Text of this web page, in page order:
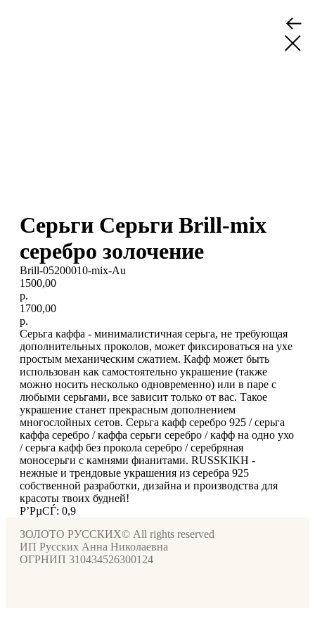
Серьги Серьги Brill-mix
серебро золочение
Brill-05200010-mix-Au
1500,00
р.
1700,00
р.
Серьга каффа - минималистичная серьга, не требующая
дополнительных проколов, может фиксироваться на ухе
простым механическим сжатием. Кафф может быть
использован как самостоятельно украшение (также
можно носить несколько одновременно) или в паре с
любыми серьгами, все зависит только от вас. Такое
украшение станет прекрасным дополнением
многослойных сетов. Серьга кафф серебро 925 / серьга
каффа серебро / каффа серьги серебро / кафф на одно ухо
/ серьга кафф без прокола серебро / серебряная
моносерьги с камнями фианитами. RUSSKIKH -
нежные и трендовые украшения из серебра 925
собственной разработки, дизайна и производства для
красоты твоих будней!
Р’РµСЃ: 0,9
ЗОЛОТО РУССКИХ© All rights reserved
ИП Русских Анна Николаевна
ОГРНИП 310434526300124